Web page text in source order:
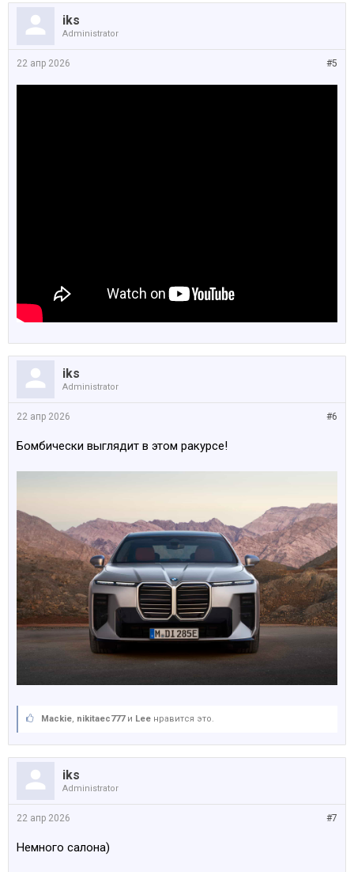
iks
Administrator
#5
22 апр 2026
iks
Administrator
#6
22 апр 2026
Бомбически выглядит в этом ракурсе!
Mackie, nikitaec777и Lee нравится это.
iks
Administrator
#7
22 апр 2026
Немного салона)